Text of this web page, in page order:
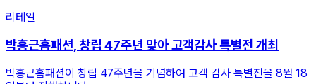
리테일
박홍근홈패션, 창립 47주년 맞아 고객감사 특별전 개최
박홍근홈패션이 창립 47주년을 기념하여 고객 감사 특별전을 8월 18